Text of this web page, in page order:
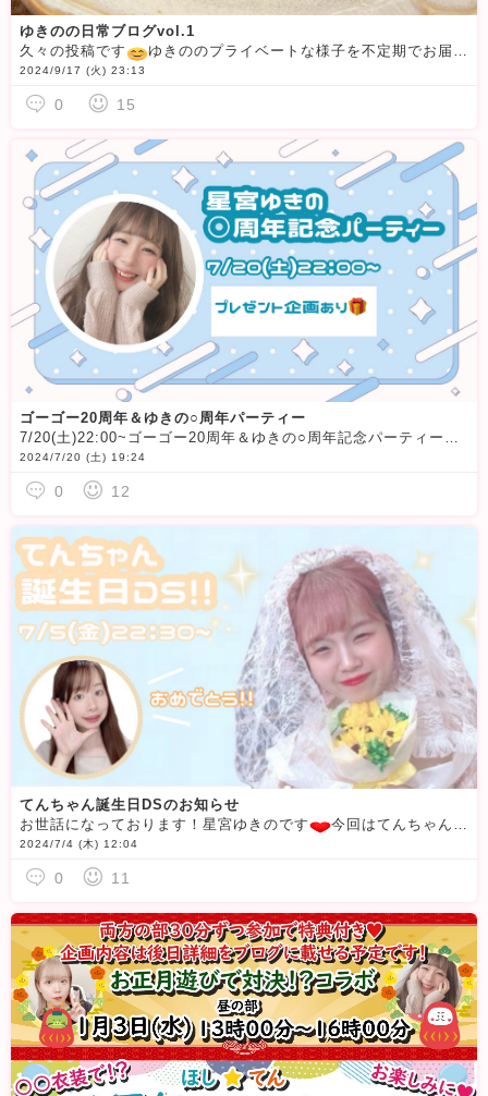
ゆきのの日常ブログvol.1
久々の投稿です
ゆきののプライベートな様子を不定期でお届けする「ゆきのの日常ブログ」を始めることにしました
2024/9/17 (火) 23:13
0 15
ゴーゴー20周年＆ゆきの○周年パーティー
7/20(土)22:00~ゴーゴー20周年＆ゆきの○周年記念パーティーをさせていただきます
2024/7/20 (土) 19:24
0 12
てんちゃん誕生日DSのお知らせ
お世話になっております！星宮ゆきのです
今回はてんちゃんの誕生日をお祝いしたく、DSにお誘いしました
2024/7/4 (木) 12:04
0 11